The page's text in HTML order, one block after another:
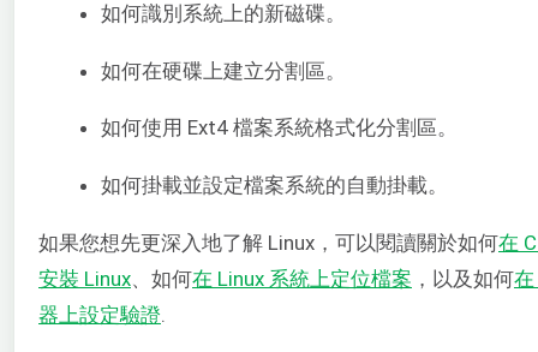
如何識別系統上的新磁碟。
如何在硬碟上建立分割區。
如何使用 Ext4 檔案系統格式化分割區。
如何掛載並設定檔案系統的自動掛載。
如果您想先更深入地了解 Linux，可以閱讀關於如何在
安裝 Linux、如何在 Linux 系統上定位檔案 ，以及如何在
器上設定驗證